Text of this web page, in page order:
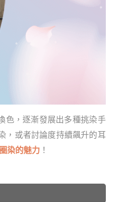
色，逐漸發展出多種挑染手
，或者討論度持續飆升的耳
染的魅力 ！